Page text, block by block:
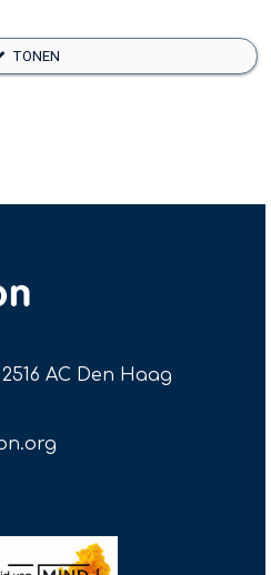
TONEN
AC Den Haag